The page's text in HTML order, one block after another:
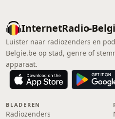
InternetRadio-
Luister naar radiozenders en
Belgie.be op stad, genre of
apparaat.
BLADEREN
Radiozenders